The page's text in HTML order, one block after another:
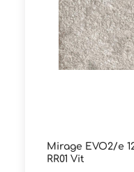
Mirage EVO2/e
RR01 Vit